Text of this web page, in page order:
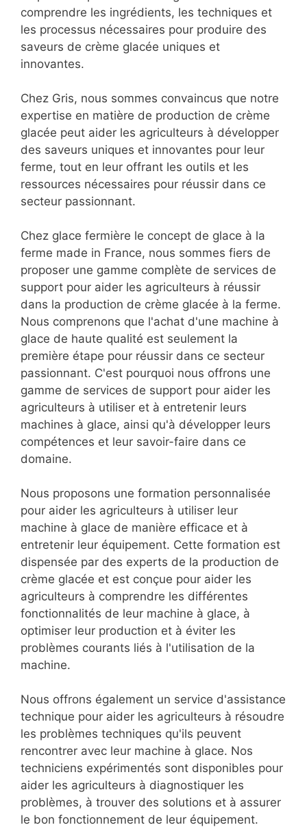
Enfin, nous proposons des conseils
personnalisés pour aider les agriculteurs à
développer des recettes de crème glacée
uniques et innovantes pour leur ferme. Nos
disponibles pour aider les agriculteurs à
comprendre les ingrédients, les techniques et
les processus nécessaires pour produire des
saveurs de crème glacée uniques et
innovantes.
Chez Gris, nous sommes convaincus que notre
glacée peut aider les agriculteurs à développer
des saveurs uniques et innovantes pour leur
ferme, tout en leur offrant les outils et les
ressources nécessaires pour réussir dans ce
secteur passionnant.
Chez glace fermière le concept de glace à la
ferme made in France, nous sommes fiers de
proposer une gamme complète de services de
support pour aider les agriculteurs à réussir
dans la production de crème glacée à la ferme.
Nous comprenons que l'achat d'une machine à
glace de haute qualité est seulement la
première étape pour réussir dans ce secteur
gamme de services de support pour aider les
agriculteurs à utiliser et à entretenir leurs
machines à glace, ainsi qu'à développer leurs
compétences et leur savoir-faire dans ce
domaine.
Nous proposons une formation personnalisée
pour aider les agriculteurs à utiliser leur
machine à glace de manière efficace et à
entretenir leur équipement. Cette formation est
dispensée par des experts de la production de
agriculteurs à comprendre les différentes
fonctionnalités de leur machine à glace, à
optimiser leur production et à éviter les
problèmes courants liés à l'utilisation de la
machine.
Nous offrons également un service d'assistance
technique pour aider les agriculteurs à résoudre